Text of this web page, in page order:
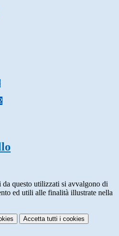
questo utilizzati si avvalgono di
ed utili alle finalità illustrate nella
Accetta tutti i cookies